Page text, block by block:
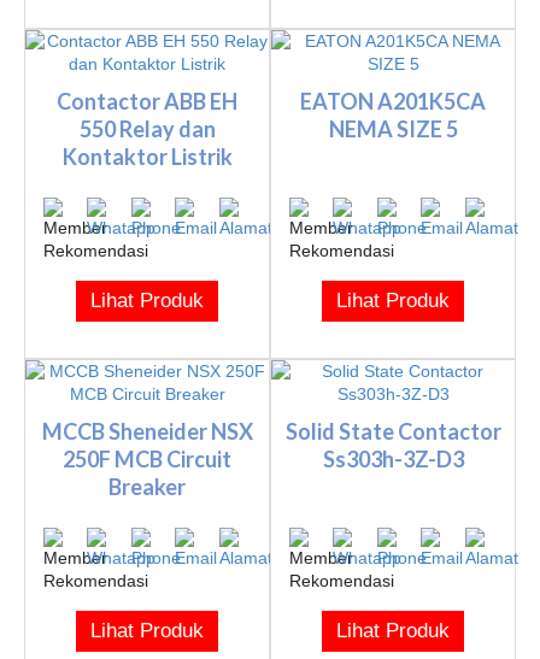
Contactor ABB EH
550 Relay dan
Kontaktor Listrik
Lihat Produk
EATON A201K5CA
NEMA SIZE 5
Lihat Produk
MCCB Sheneider NSX
250F MCB Circuit
Breaker
Lihat Produk
Solid State Contactor
Ss303h-3Z-D3
Lihat Produk